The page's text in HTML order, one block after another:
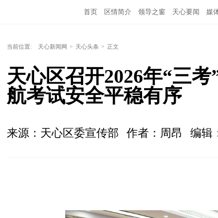
首页 区情简介 领导之窗 天心要闻 媒
当前位置: 天心新闻网 > 天心头条 > 正文
天心区召开2026年“三
航考试安全平稳有序
来源：天心区委宣传部 作者：周昂 编辑